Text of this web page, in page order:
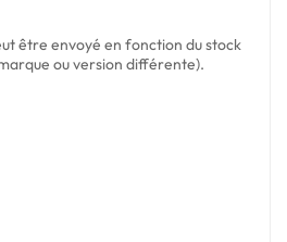
être envoyé en fonction du stock
ou version différente).